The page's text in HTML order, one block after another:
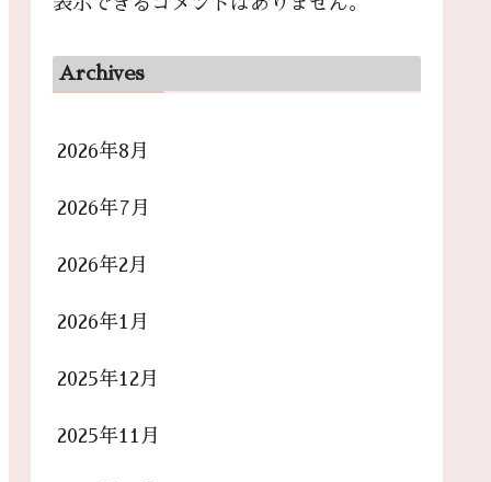
Archives
2026年8月
2026年7月
2026年2月
2026年1月
2025年12月
2025年11月